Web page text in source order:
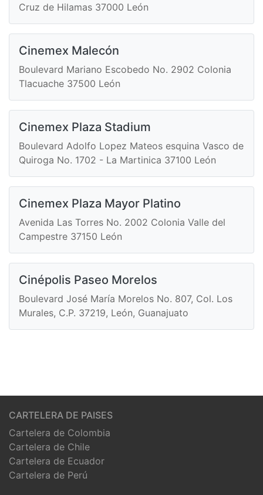
Cruz de Hilamas 37000 León
Cinemex Malecón
Boulevard Mariano Escobedo No. 2902 Colonia
Tlacuache 37500 León
Cinemex Plaza Stadium
Boulevard Adolfo Lopez Mateos esquina Vasco de
Quiroga No. 1702 - La Martinica 37100 León
Cinemex Plaza Mayor Platino
Avenida Las Torres No. 2002 Colonia Valle del
Campestre 37150 León
Cinépolis Paseo Morelos
Boulevard José María Morelos No. 807, Col. Los
Murales, C.P. 37219, León, Guanajuato
CARTELERA DE PAISES
Cartelera de Colombia
Cartelera de Chile
Cartelera de Ecuador
Cartelera de Perú